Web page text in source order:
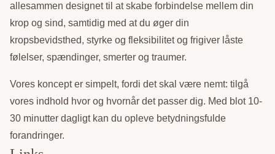
allesammen designet til at skabe forbindelse mellem din
krop og sind, samtidig med at du øger din
kropsbevidsthed, styrke og fleksibilitet og frigiver låste
følelser, spændinger, smerter og traumer.
Vores koncept er simpelt, fordi det skal være nemt: tilgå
vores indhold hvor og hvornår det passer dig. Med blot 10-
30 minutter dagligt kan du opleve betydningsfulde
forandringer.